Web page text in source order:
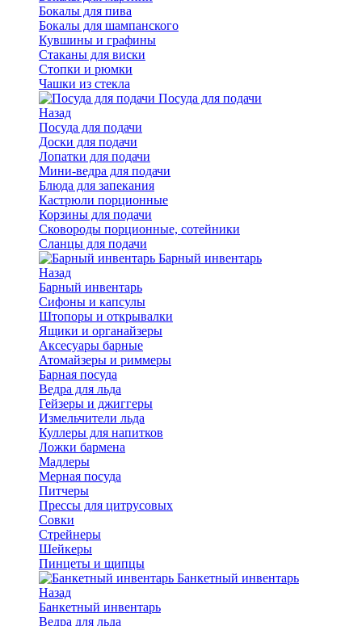
Бокалы для пива
Бокалы для шампанского
Кувшины и графины
Стаканы для виски
Стопки и рюмки
Чашки из стекла
Посуда для подачи
Назад
Посуда для подачи
Доски для подачи
Лопатки для подачи
Мини-ведра для подачи
Блюда для запекания
Кастрюли порционные
Корзины для подачи
Сковороды порционные, сотейники
Сланцы для подачи
Барный инвентарь
Назад
Барный инвентарь
Сифоны и капсулы
Штопоры и открывалки
Ящики и органайзеры
Аксесуары барные
Атомайзеры и риммеры
Барная посуда
Ведра для льда
Гейзеры и джиггеры
Измельчители льда
Куллеры для напитков
Ложки бармена
Мадлеры
Мерная посуда
Питчеры
Прессы для цитрусовых
Совки
Стрейнеры
Шейкеры
Пинцеты и щипцы
Банкетный инвентарь
Назад
Банкетный инвентарь
Ведра для льда